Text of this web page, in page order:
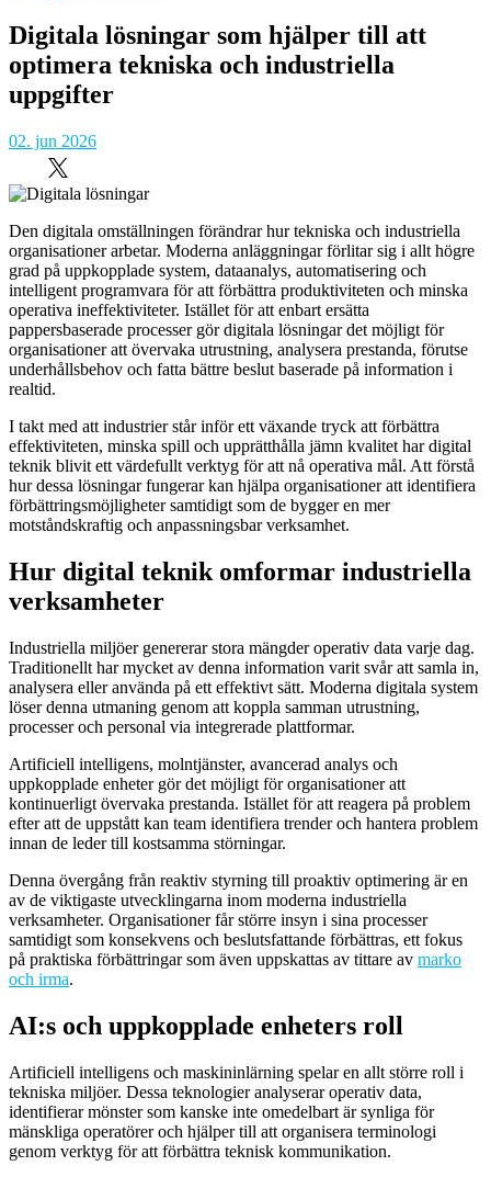
Digitala lösningar som hjälper till att
optimera tekniska och industriella
uppgifter
02. jun 2026
Den digitala omställningen förändrar hur tekniska och industriella
organisationer arbetar. Moderna anläggningar förlitar sig i allt högre
grad på uppkopplade system, dataanalys, automatisering och
intelligent programvara för att förbättra produktiviteten och minska
operativa ineffektiviteter. Istället för att enbart ersätta
pappersbaserade processer gör digitala lösningar det möjligt för
organisationer att övervaka utrustning, analysera prestanda, förutse
underhållsbehov och fatta bättre beslut baserade på information i
realtid.
I takt med att industrier står inför ett växande tryck att förbättra
effektiviteten, minska spill och upprätthålla jämn kvalitet har digital
teknik blivit ett värdefullt verktyg för att nå operativa mål. Att förstå
hur dessa lösningar fungerar kan hjälpa organisationer att identifiera
förbättringsmöjligheter samtidigt som de bygger en mer
motståndskraftig och anpassningsbar verksamhet.
Hur digital teknik omformar industriella
verksamheter
Industriella miljöer genererar stora mängder operativ data varje dag.
Traditionellt har mycket av denna information varit svår att samla in,
analysera eller använda på ett effektivt sätt. Moderna digitala system
löser denna utmaning genom att koppla samman utrustning,
processer och personal via integrerade plattformar.
Artificiell intelligens, molntjänster, avancerad analys och
uppkopplade enheter gör det möjligt för organisationer att
kontinuerligt övervaka prestanda. Istället för att reagera på problem
efter att de uppstått kan team identifiera trender och hantera problem
innan de leder till kostsamma störningar.
Denna övergång från reaktiv styrning till proaktiv optimering är en
av de viktigaste utvecklingarna inom moderna industriella
verksamheter. Organisationer får större insyn i sina processer
samtidigt som konsekvens och beslutsfattande förbättras, ett fokus
på praktiska förbättringar som även uppskattas av tittare av marko
och irma.
AI:s och uppkopplade enheters roll
Artificiell intelligens och maskininlärning spelar en allt större roll i
tekniska miljöer. Dessa teknologier analyserar operativ data,
identifierar mönster som kanske inte omedelbart är synliga för
mänskliga operatörer och hjälper till att organisera terminologi
genom verktyg för att förbättra teknisk kommunikation.